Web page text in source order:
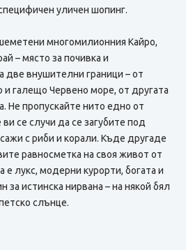
уличен шопинг.
многомилионния Кайро,
– място за почивка и
две внушителни граници – от
и галещо Червено море, от другата
Не пропускайте нито едно от
се случи да се загубите под
с риби и корали. Къде другаде
равносметка на своя живот от
е лукс, модерни курорти, богата и
за истинска нирвана – на някой бял
слънце.